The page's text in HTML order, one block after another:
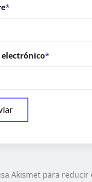
*
electrónico*
Akismet para reducir